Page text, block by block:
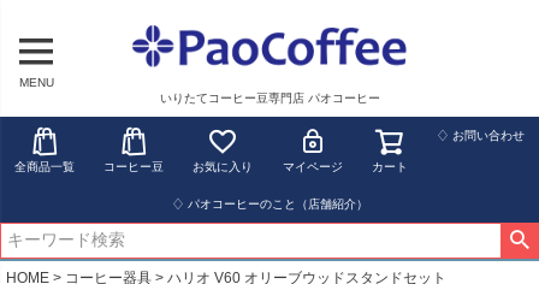
MENU
いりたてコーヒー豆専門店 パオコーヒー
全商品一覧 コーヒー豆 お気に入り マイページ カート
♢ お問い合わせ
♢ パオコーヒーのこと（店舗紹介）
HOME コーヒー器具
ハリオ V60 オリーブウッドスタンドセット